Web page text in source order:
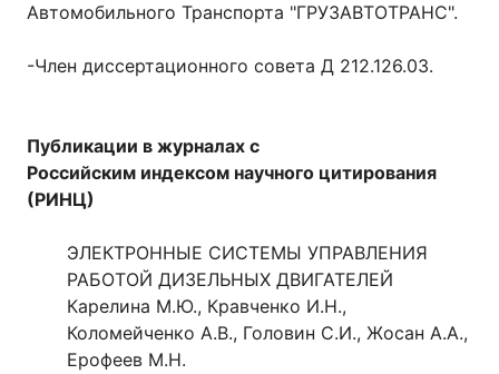
Автомобильного Транспорта "ГРУЗАВТОТРАНС".
-Член диссертационного совета Д 212.126.03.
Публикации в журналах с
Российским индексом научного цитирования
(РИНЦ)
ЭЛЕКТРОННЫЕ СИСТЕМЫ УПРАВЛЕНИЯ
РАБОТОЙ ДИЗЕЛЬНЫХ ДВИГАТЕЛЕЙ
Карелина М.Ю., Кравченко И.Н.,
Коломейченко А.В., Головин С.И., Жосан А.А.,
Ерофеев М.Н.